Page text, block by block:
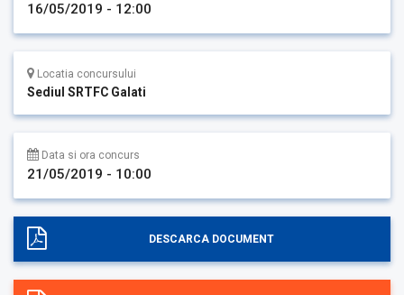
16/05/2019 - 12:00
Locatia concursului
Sediul SRTFC Galati
Data si ora concurs
21/05/2019 - 10:00
DESCARCA DOCUMENT